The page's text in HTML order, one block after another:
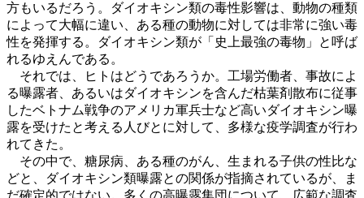
方もいるだろう。ダイオキシン類の毒性影響は、動物の種類
によって大幅に違い、ある種の動物に対しては非常に強い毒
性を発揮する。ダイオキシン類が「史上最強の毒物」と呼ば
れるゆえんである。
それでは、ヒトはどうであろうか。工場労働者、事故によ
る曝露者、あるいはダイオキシンを含んだ枯葉剤散布に従事
したベトナム戦争のアメリカ軍兵士など高いダイオキシン曝
露を受けたと考える人びとに対して、多様な疫学調査が行わ
れてきた。
その中で、糖尿病、ある種のがん、生まれる子供の性比な
どと、ダイオキシン類曝露との関係が指摘されているが、ま